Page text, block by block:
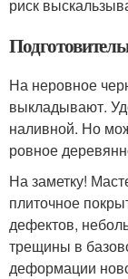
риск
На неровное
выкладывают.
наливной. Но
ровное
На заметку!
плиточное
дефектов,
трещины в
деформации